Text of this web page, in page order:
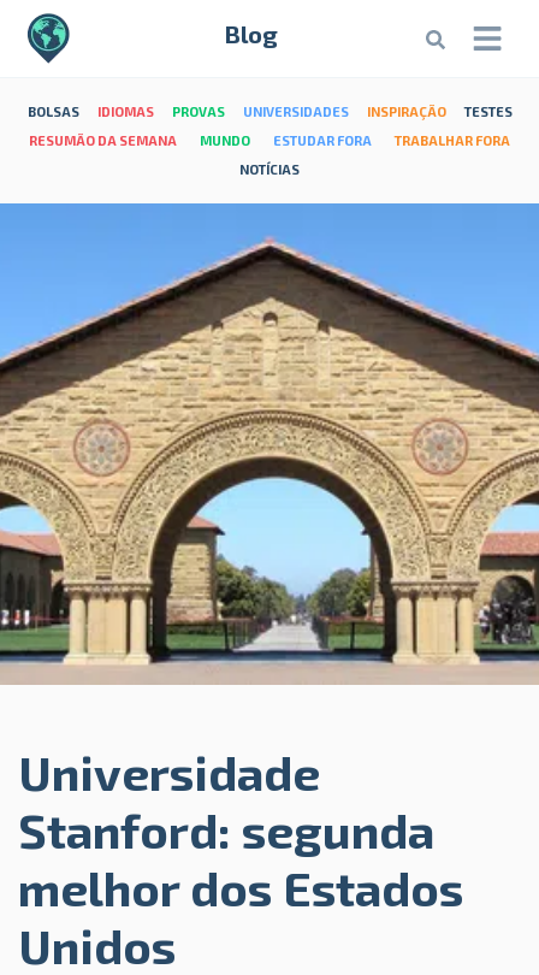
Blog
BOLSAS IDIOMAS PROVAS UNIVERSIDADES INSPIRAÇÃO
TESTES
RESUMÃO DA SEMANA
MUNDO ESTUDAR FORA
TRABALHAR FORA
NOTÍCIAS
Universidade
Stanford: segunda
melhor dos Estados
Unidos